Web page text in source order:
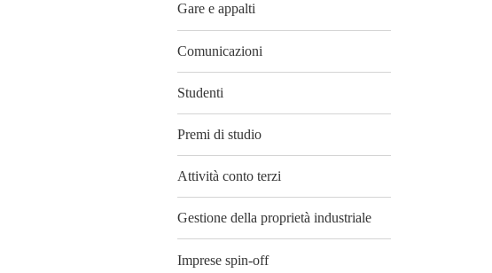
Gare e appalti
Comunicazioni
Studenti
Premi di studio
Attività conto terzi
Gestione della proprietà industriale
Imprese spin-off